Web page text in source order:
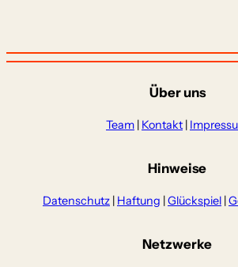
Über uns
Team | Kontakt |
Hinweise
Datenschutz | Haftung |Glückspiel |
Netzwerke